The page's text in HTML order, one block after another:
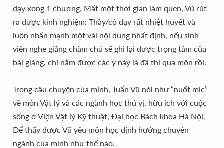
dạy xong 1 chương. Mất một thời gian làm quen, Vũ rút
ra được kinh nghiệm: Thầy/cô dạy rất nhiệt huyết và
luôn nhấn mạnh một vài nội dung nhất định, nếu sinh
viên nghe giảng chăm chú sẽ ghi lại được trọng tâm của
bài giảng, chỉ nắm được các ý này là đã thi qua môn rồi.
Trong câu chuyện của mình, Tuấn Vũ nói như “nuốt mic”
về môn Vật lý và các ngành học thú vị, hữu ích với cuộc
sống ở Viện Vật lý Kỹ thuật, Đại học Bách khoa Hà Nội.
Để thấy được Vũ yêu môn học định hướng chuyên
ngành của mình như thế nào.